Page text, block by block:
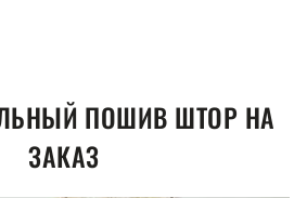
ПОШИВ ШТОР НА
ЗАКАЗ